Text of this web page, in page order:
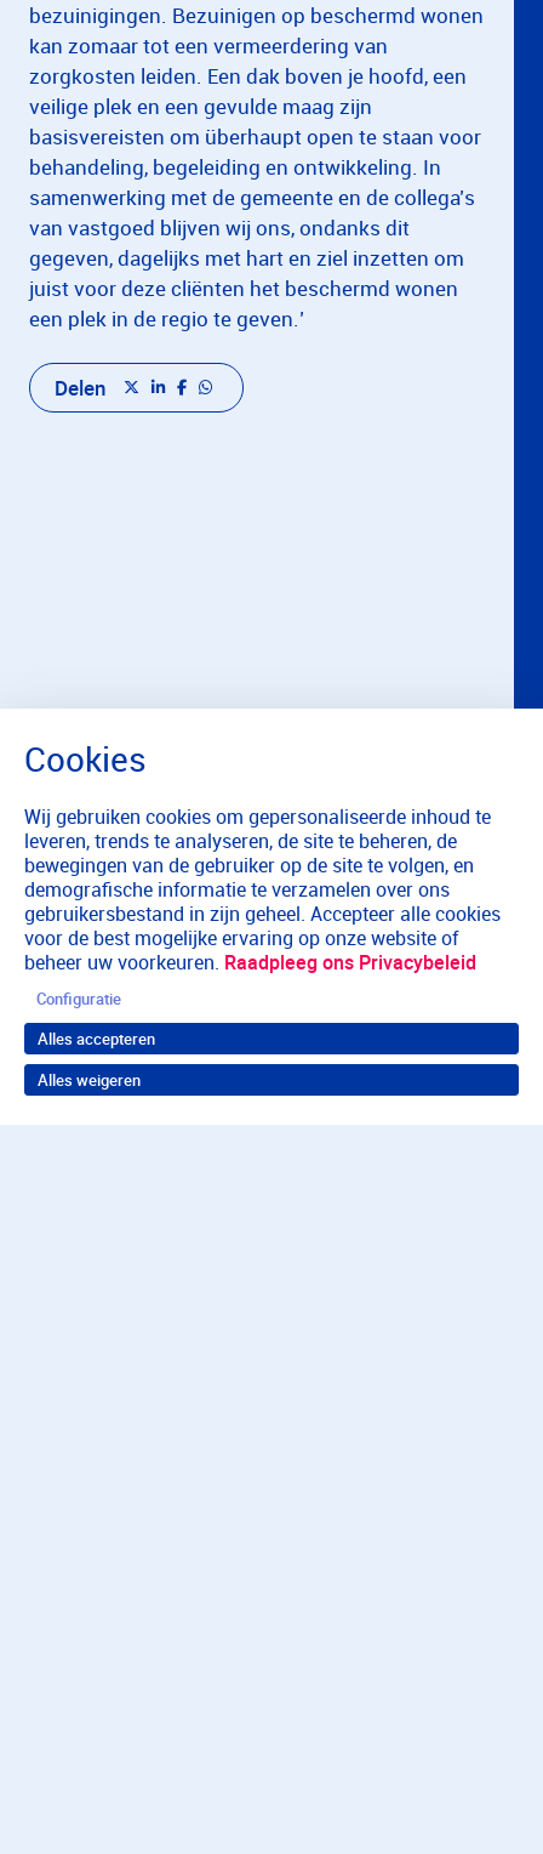
bezuinigingen. Bezuinigen op beschermd wonen
kan zomaar tot een vermeerdering van
zorgkosten leiden. Een dak boven je hoofd, een
veilige plek en een gevulde maag zijn
basisvereisten om überhaupt open te staan voor
behandeling, begeleiding en ontwikkeling. In
samenwerking met de gemeente en de collega’s
van vastgoed blijven wij ons, ondanks dit
gegeven, dagelijks met hart en ziel inzetten om
juist voor deze cliënten het beschermd wonen
een plek in de regio te geven.’
Delen
Wij gebruiken cookies om gepersonaliseerde inhoud te
leveren, trends te analyseren, de site te beheren, de
bewegingen van de gebruiker op de site te volgen, en
demografische informatie te verzamelen over ons
gebruikersbestand in zijn geheel. Accepteer alle cookies
voor de best mogelijke ervaring op onze website of
beheer uw voorkeuren. Raadpleeg ons Privacybeleid
Configuratie
Alles accepteren
Alles weigeren